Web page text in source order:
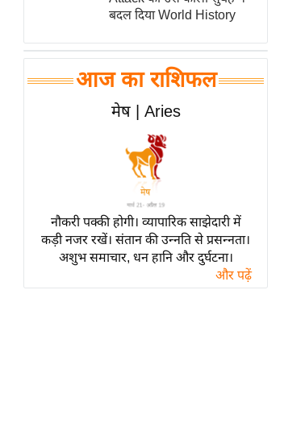
न्यूज ब्रीफ
बॉलीवुड
हॉलीवुड
फिल्म समीक्षा
लाइफस्टाइल
टेक्नॉलॉजी
ब्यूटी/फैशन
घरेलू नुस्खे
बदल दिया World History
आज का राशिफल
मेष | Aries
नौकरी पक्की होगी। व्यापारिक साझेदारी में
कड़ी नजर रखें। संतान की उन्नति से प्रसन्नता।
अशुभ समाचार, धन हानि और दुर्घटना।
और पढ़ें